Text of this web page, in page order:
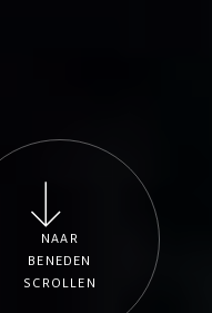
NAAR
BENEDEN
SCROLLEN